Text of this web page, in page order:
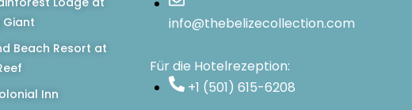
Giant
Beach Resort at
Inn
info@thebelizecollection.com
Für die Hotelrezeption:
+1 (501) 615-6208